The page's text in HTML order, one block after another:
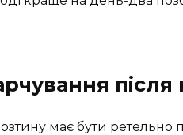
після
має бути